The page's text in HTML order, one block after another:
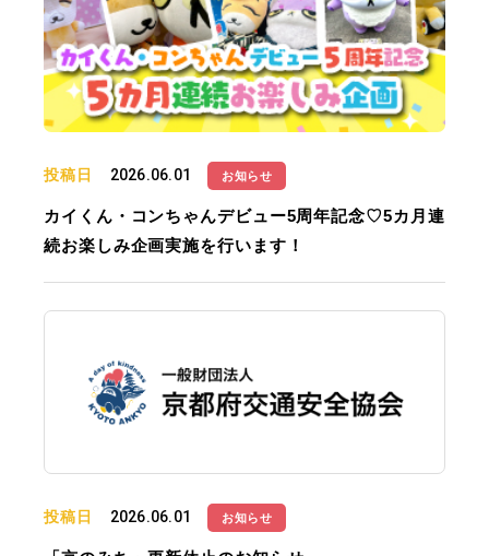
投稿日 2026.06.01 お知らせ
カイくん・コンちゃんデビュー5周年記念♡5カ月連
続お楽しみ企画実施を行います！
投稿日 2026.06.01 お知らせ